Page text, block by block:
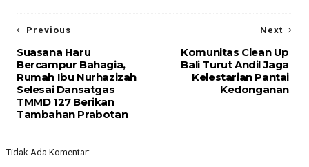
Next
Komunitas Clean Up
Bali Turut Andil Jaga
Kelestarian Pantai
Kedonganan
Previous
Suasana Haru
Bercampur Bahagia,
Rumah Ibu Nurhazizah
Selesai Dansatgas
TMMD 127 Berikan
Tambahan Prabotan
Tidak Ada Komentar: